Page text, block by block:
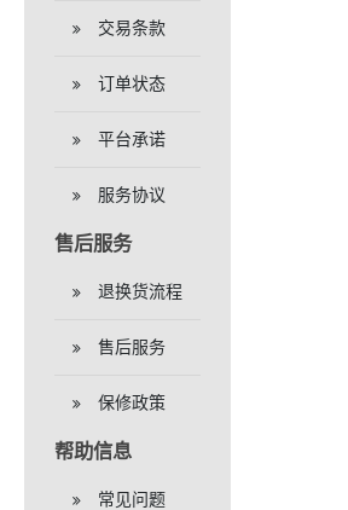
交易条款
订单状态
平台承诺
服务协议
售后服务
退换货流程
售后服务
保修政策
帮助信息
常见问题